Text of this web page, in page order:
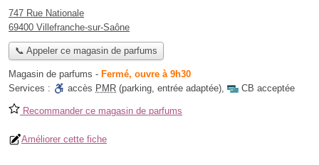
747 Rue Nationale
69400 Villefranche-sur-Saône
📞 Appeler ce magasin de parfums
Magasin de parfums - Fermé, ouvre à 9h30
Services :
accès PMR (parking, entrée adaptée), CB acceptée
Recommander ce magasin de parfums
Améliorer cette fiche